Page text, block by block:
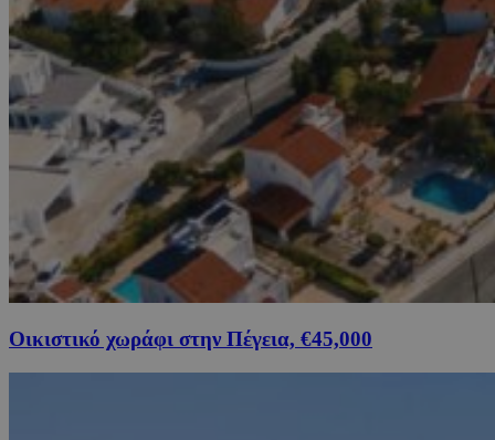
Οικιστικό χωράφι στην Πέγεια, €45,000